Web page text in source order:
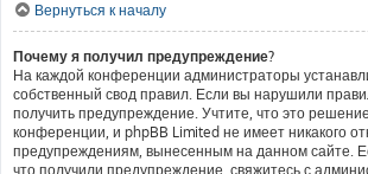
Вернуться к началу
Почему я получил предупреждение?
На каждой конференции администраторы
собственный свод правил. Если вы нарушили
получить предупреждение. Учтите, что это
конференции, и phpBB Limited не имеет никакого
предупреждениям, вынесенным на данном сайте.
что получили предупреждение, свяжитесь с